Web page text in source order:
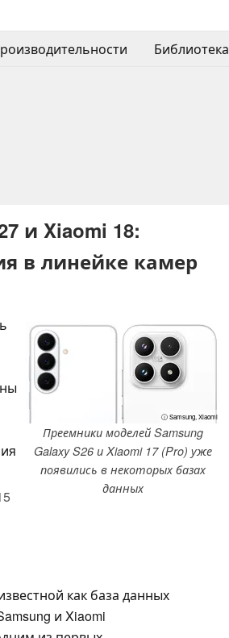
Библиотека
и Xiaomi 18:
в линейке камер
ⓘ Samsung, Xiaomi
Преемники моделей Samsung
Galaxy S26 и Xiaomi 17 (Pro) уже
появились в некоторых базах
данных
как база данных
и Xiaomi